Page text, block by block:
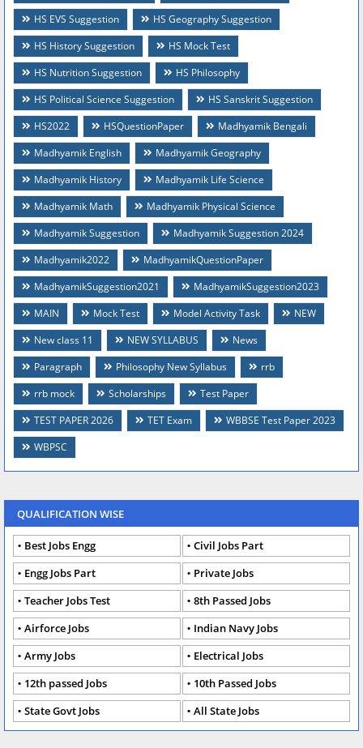
HS EVS Suggestion
HS Geography Suggestion
HS History Suggestion
HS Mock Test
HS Nutrition Suggestion
HS Philosophy
HS Political Science Suggestion
HS Sanskrit Suggestion
HS2022
HSQuestionPaper
Madhyamik Bengali
Madhyamik English
Madhyamik Geography
Madhyamik History
Madhyamik Life Science
Madhyamik Math
Madhyamik Physical Science
Madhyamik Suggestion
Madhyamik Suggestion 2024
Madhyamik2022
MadhyamikQuestionPaper
MadhyamikSuggestion2021
MadhyamikSuggestion2023
MAIN
Mock Test Model Activity Task
NEW
New class 11
NEW SYLLABUS
News
Paragraph
Philosophy New Syllabus
rrb
rrb mock
Scholarships
Test Paper
TEST PAPER 2026
TET Exam
WBBSE Test Paper 2023
WBPSC
QUALIFICATION WISE
Best Jobs Engg
Civil Jobs Part
Engg Jobs Part
Private Jobs
Teacher Jobs Test
8th Passed Jobs
Airforce Jobs
Indian Navy Jobs
Army Jobs
Electrical Jobs
12th passed Jobs
10th Passed Jobs
State Govt Jobs
All State Jobs